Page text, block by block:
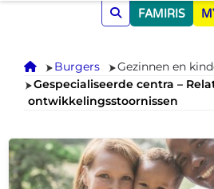
FAMIRIS
Onthaal
Burgers
Gezinnen en
Gespecialiseerde centra –
ontwikkelingsstoornissen